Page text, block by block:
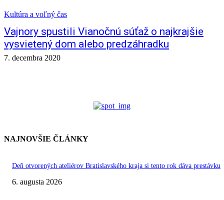
Kultúra a voľný čas
Vajnory spustili Vianočnú súťaž o najkrajšie
vysvietený dom alebo predzáhradku
7. decembra 2020
NAJNOVŠIE ČLÁNKY
Deň otvorených ateliérov Bratislavského kraja si tento rok dáva prestávku
6. augusta 2026